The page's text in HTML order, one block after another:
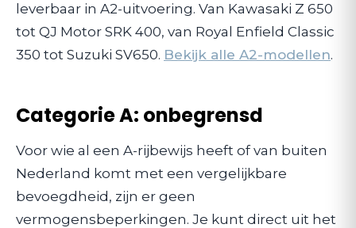
leverbaar in A2-uitvoering. Van Kawasaki Z 650
tot QJ Motor SRK 400, van Royal Enfield Classic
350 tot Suzuki SV650. Bekijk alle A2-modellen.
Categorie A: onbegrensd
Voor wie al een A-rijbewijs heeft of van buiten
Nederland komt met een vergelijkbare
bevoegdheid, zijn er geen
vermogensbeperkingen. Je kunt direct uit het